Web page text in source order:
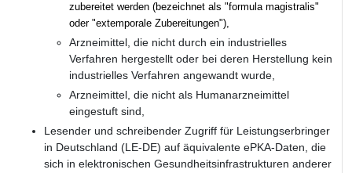
zubereitet werden (bezeichnet als "formula magistralis"
oder "extemporale Zubereitungen"),
Arzneimittel, die nicht durch ein industrielles
Verfahren hergestellt oder bei deren Herstellung kein
industrielles Verfahren angewandt wurde,
Arzneimittel, die nicht als Humanarzneimittel
eingestuft sind,
Lesender und schreibender Zugriff für Leistungserbringer
in Deutschland (LE-DE) auf äquivalente ePKA-Daten, die
sich in elektronischen Gesundheitsinfrastrukturen anderer